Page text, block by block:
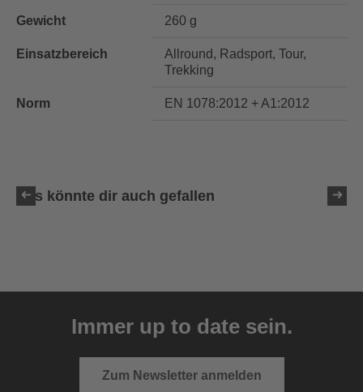
Gewicht 260 g
Einsatzbereich
Allround, Radsport, Tour,
Trekking
Norm EN 1078:2012 + A1:2012
Das könnte dir auch gefallen
1 FarbvariantenImmer up to date sein.
Zum Newsletter anmelden